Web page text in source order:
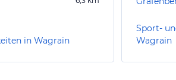
in Wagrain
Sport-
Wagrain